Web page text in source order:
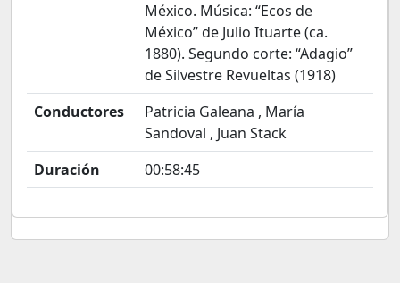
México. Música: “Ecos de
México” de Julio Ituarte (ca.
1880). Segundo corte: “Adagio”
de Silvestre Revueltas (1918)
Conductores
Patricia Galeana , María
Sandoval , Juan Stack
Duración
00:58:45